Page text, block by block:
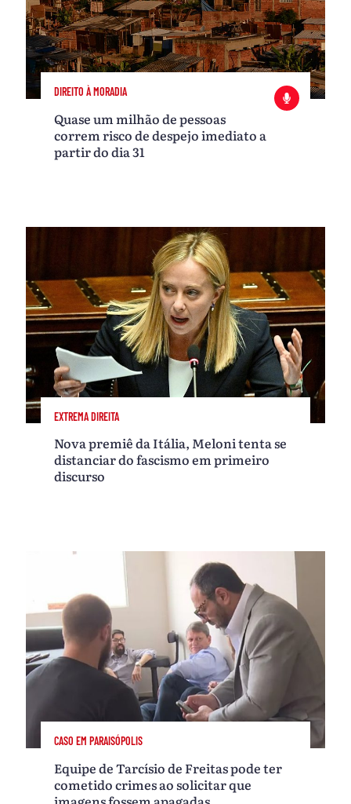
DIREITO À MORADIA
Quase um milhão de pessoas
correm risco de despejo imediato a
partir do dia 31
EXTREMA DIREITA
Nova premiê da Itália, Meloni tenta se
distanciar do fascismo em primeiro
discurso
CASO EM PARAISÓPOLIS
Equipe de Tarcísio de Freitas pode ter
cometido crimes ao solicitar que